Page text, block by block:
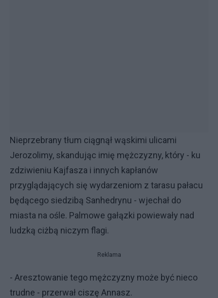
Nieprzebrany tłum ciągnął wąskimi ulicami
Jerozolimy, skandując imię mężczyzny, który - ku
zdziwieniu Kajfasza i innych kapłanów
przyglądających się wydarzeniom z tarasu pałacu
będącego siedzibą Sanhedrynu - wjechał do
miasta na ośle. Palmowe gałązki powiewały nad
ludzką ciżbą niczym flagi.
Reklama
- Aresztowanie tego mężczyzny może być nieco
trudne - przerwał ciszę Annasz.